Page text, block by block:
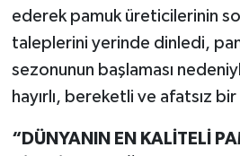
ederek pamuk üreticilerinin
taleplerini yerinde dinledi,
sezonunun başlaması
hayırlı, bereketli ve afatsız
“DÜNYANIN EN KALİTELİ